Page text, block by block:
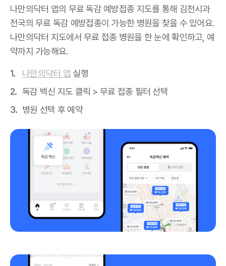
나만의닥터 앱의 무료 독감 예방접종 지도를 통해 김천시과
전국의 무료 독감 예방접종이 가능한 병원을 찾을 수 있어요.
나만의닥터 지도에서 무료 접종 병원을 한 눈에 확인하고, 예
약까지 가능해요.
나만의닥터 앱 실행
독감 백신 지도 클릭 > 무료 접종 필터 선택
병원 선택 후 예약